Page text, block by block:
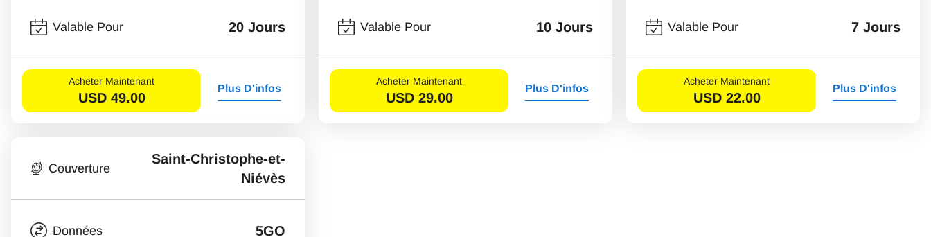
Valable Pour 20 Jours
Acheter Maintenant
USD 49.00
Plus D'infos
Valable Pour 10 Jours
Acheter Maintenant
USD 29.00
Plus D'infos
Valable Pour 7 Jours
Acheter Maintenant
USD 22.00
Plus D'infos
Couverture
Saint-Christophe-et-
Niévès
Données 5GO